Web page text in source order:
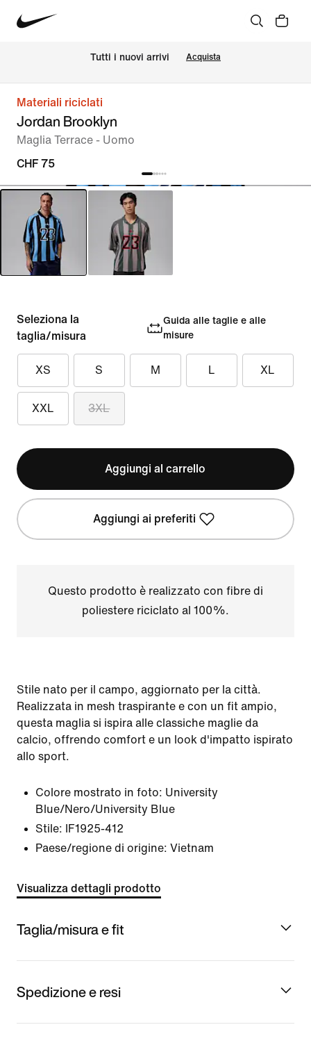
Tutti i nuovi arrivi Acquista
Materiali riciclati
Jordan Brooklyn
Maglia Terrace - Uomo
CHF 75
Seleziona la
taglia/misura
Guida alle taglie e alle
misure
XS S M L XL
XXL 3XL
Aggiungi al carrello
Aggiungi ai preferiti
Questo prodotto è realizzato con fibre di
poliestere riciclato al 100%.
Stile nato per il campo, aggiornato per la città.
Realizzata in mesh traspirante e con un fit ampio,
questa maglia si ispira alle classiche maglie da
calcio, offrendo comfort e un look d'impatto ispirato
allo sport.
Colore mostrato in foto: University
Blue/Nero/University Blue
Stile:
IF1925-412
Paese/regione di origine: Vietnam
Visualizza dettagli prodotto
Taglia/misura e fit
Spedizione e resi